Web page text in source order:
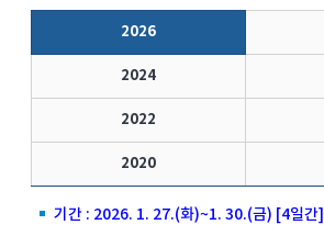
2026
2024
2022
2020
기간 : 2026. 1. 27.(화)~1. 30.(금) [4일간]